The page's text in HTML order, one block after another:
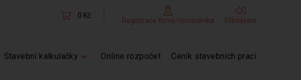
0 Kč
Registrace firmy/řemeslníka Přihlášení
Stavební kalkulačky Online rozpočet Ceník stavebních prací